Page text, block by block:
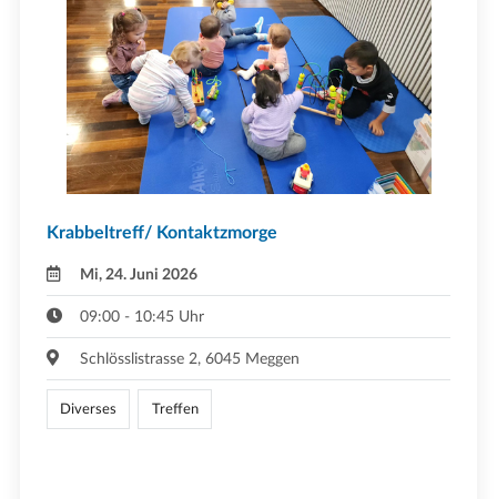
Krabbeltreff/ Kontaktzmorge
Mi, 24. Juni 2026
09:00 - 10:45 Uhr
Schlösslistrasse 2, 6045 Meggen
Diverses Treffen